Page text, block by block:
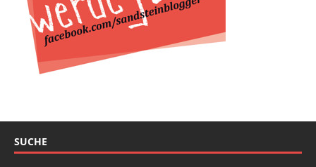
SUCHE